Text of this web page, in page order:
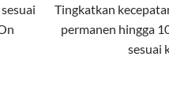
internet, TV, dan
Telkomsel One
Tingkatkan
permanen hingga
sesuai